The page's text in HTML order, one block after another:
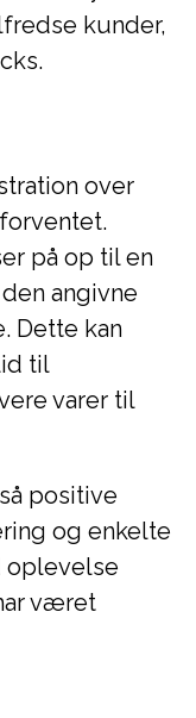
kunder,
over
på op til en
angivne
Dette kan
til
varer til
positive
og enkelte
oplevelse
været